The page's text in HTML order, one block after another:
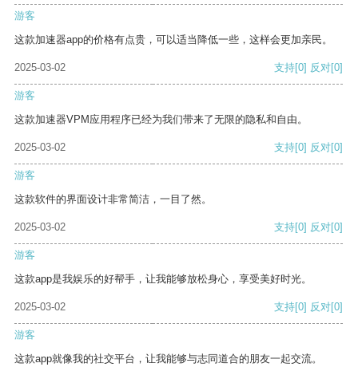
游客
这款加速器app的价格有点贵，可以适当降低一些，这样会更加亲民。
2025-03-02 支持[0] 反对[0]
游客
这款加速器VPM应用程序已经为我们带来了无限的隐私和自由。
2025-03-02 支持[0] 反对[0]
游客
这款软件的界面设计非常简洁，一目了然。
2025-03-02 支持[0] 反对[0]
游客
这款app是我娱乐的好帮手，让我能够放松身心，享受美好时光。
2025-03-02 支持[0] 反对[0]
游客
这款app就像我的社交平台，让我能够与志同道合的朋友一起交流。